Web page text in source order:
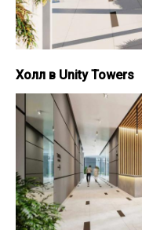
Холл в Unity Towers